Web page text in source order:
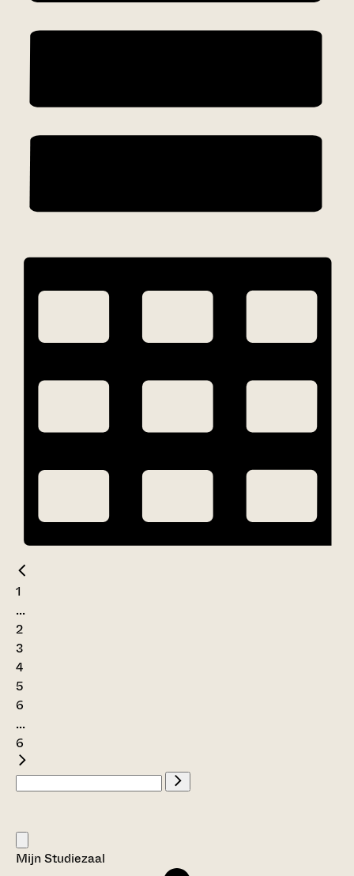
1
...
2
3
4
5
6
...
6
Mijn Studiezaal